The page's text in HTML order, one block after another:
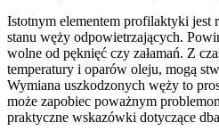
Istotnym elementem profilaktyki jest
stanu węży odpowietrzających.
wolne od pęknięć czy załamań. Z
temperatury i oparów oleju, mogą
Wymiana uszkodzonych węży to
może zapobiec poważnym
praktyczne wskazówki dotyczące